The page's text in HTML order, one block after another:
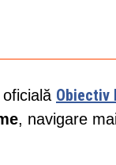
Obiectiv
, navigare